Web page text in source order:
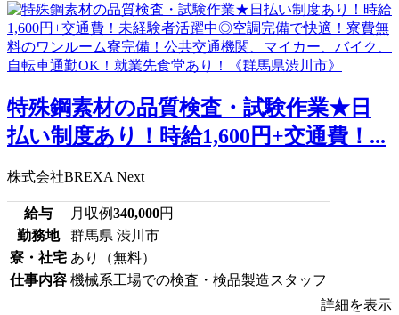
特殊鋼素材の品質検査・試験作業★日
払い制度あり！時給1,600円+交通費！...
株式会社BREXA Next
給与 月収例340,000円
勤務地
群馬県 渋川市
寮・社宅 あり（無料）
仕事内容 機械系工場での検査・検品製造スタッフ
詳細を表示